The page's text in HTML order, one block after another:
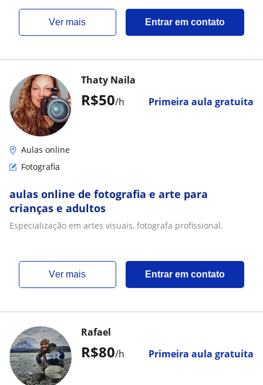
ver mais Entrar em contato
R$50/h Primeira aula gratuita
Thaty Naila
Aulas online
Fotografia
aulas online de fotografia e arte para
crianças e adultos
Especialização em artes visuais, fotografa profissional.
ver mais Entrar em contato
R$80/h Primeira aula gratuita
Rafael